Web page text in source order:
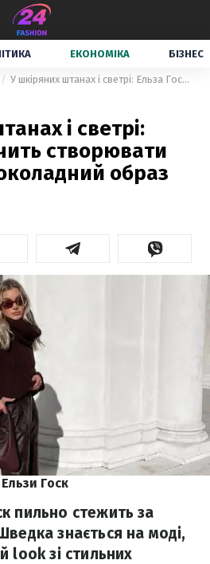
ЕКОНОМІКА БІЗНЕС
У шкіряних штанах і светрі: Ельза Госк вчить створювати ефектний шоколадний образ
і светрі:
створювати
образ
Госк
пильно стежить за
знається на моді,
look зі стильних